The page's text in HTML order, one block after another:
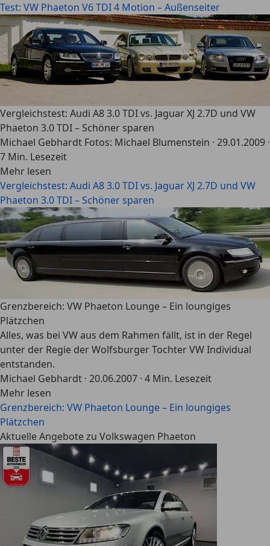
Test: VW Phaeton V6 TDI 4 Motion – Außenseiter
Vergleichstest: Audi A8 3.0 TDI vs. Jaguar XJ 2.7D und VW
Phaeton 3.0 TDI – Schöner sparen
Michael Gebhardt Fotos: Michael Blumenstein · 29.01.2009 ·
7 Min. Lesezeit
Mehr lesen
Vergleichstest: Audi A8 3.0 TDI vs. Jaguar XJ 2.7D und VW
Phaeton 3.0 TDI – Schöner sparen
Grenzbereich: VW Phaeton Lounge – Ein loungiges
Plätzchen
Alles, was bei VW aus dem Rahmen fällt, ist in der Regel
unter der Regie der Wolfsburger Tochter VW Individual
entstanden.
Michael Gebhardt · 20.06.2007 · 4 Min. Lesezeit
Mehr lesen
Grenzbereich: VW Phaeton Lounge – Ein loungiges
Plätzchen
Aktuelle Angebote zu Volkswagen Phaeton